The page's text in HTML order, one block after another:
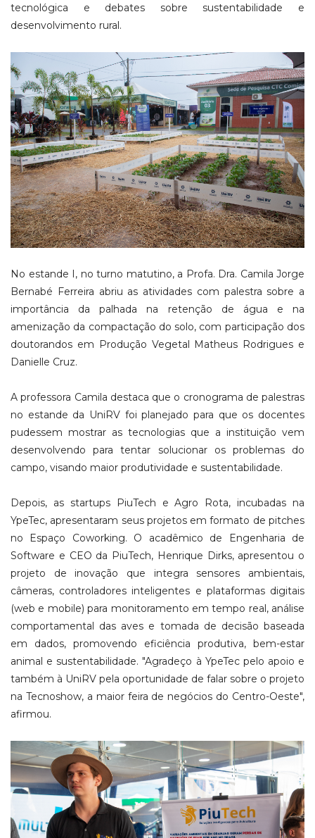
tecnológica e debates sobre sustentabilidade e
desenvolvimento rural.
No estande I, no turno matutino, a Profa. Dra. Camila Jorge
Bernabé Ferreira abriu as atividades com palestra sobre a
importância da palhada na retenção de água e na
amenização da compactação do solo, com participação dos
doutorandos em Produção Vegetal Matheus Rodrigues e
Danielle Cruz.
A professora Camila destaca que o cronograma de palestras
no estande da UniRV foi planejado para que os docentes
pudessem mostrar as tecnologias que a instituição vem
desenvolvendo para tentar solucionar os problemas do
campo, visando maior produtividade e sustentabilidade.
Depois, as startups PiuTech e Agro Rota, incubadas na
YpeTec, apresentaram seus projetos em formato de pitches
no Espaço Coworking. O acadêmico de Engenharia de
Software e CEO da PiuTech, Henrique Dirks, apresentou o
projeto de inovação que integra sensores ambientais,
câmeras, controladores inteligentes e plataformas digitais
(web e mobile) para monitoramento em tempo real, análise
comportamental das aves e tomada de decisão baseada
em dados, promovendo eficiência produtiva, bem-estar
animal e sustentabilidade. "Agradeço à YpeTec pelo apoio e
também à UniRV pela oportunidade de falar sobre o projeto
na Tecnoshow, a maior feira de negócios do Centro-Oeste",
afirmou.